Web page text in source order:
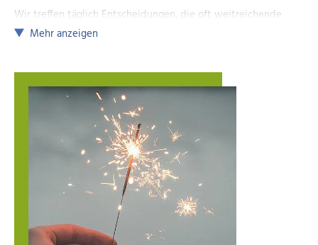
Wir treffen täglich Entscheidungen, die oft weitreichende
Auswirkungen auf das Leben von Menschen haben. Die von
abzuwägen, ist besonders relevant, wenn es darum geht, die
individuellen Bedürfnisse der Klient:innen zu erkennen und
zu berücksichtigen. In der Arbeit mit alten und kranken
Menschen beispielsweise müssen wir oft zwischen
medizinischen Notwendigkeiten und den persönlichen
Wünschen der Betroffenen abwägen. Hier ist es wichtig,
nicht nur das Offensichtliche zu prüfen, sondern auch zu
hinterfragen, was für die Menschen in ihrer speziellen
Situation wirklich gut ist.
Im Kontext der Arbeit mit Kindern und Jugendlichen ist es
Mehr anzeigen